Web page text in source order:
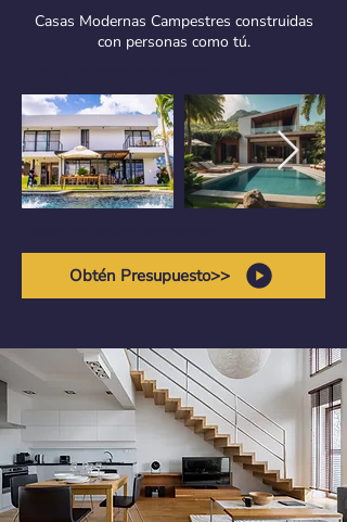
Casas Modernas Campestres construidas
con personas como tú.
Obtén Presupuesto>>